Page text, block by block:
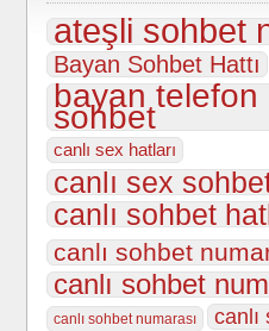
ateşli sohbet
Bayan Sohbet Hattı
bayan telefon
sohbet
canlı sex hatları
canlı sex
canlı sohbet
canlı sohbet
canlı sohbet
canlı sohbet numarası canlı